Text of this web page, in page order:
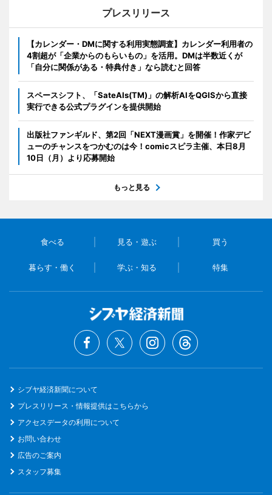
プレスリリース
【カレンダー・DMに関する利用実態調査】カレンダー利用者の
4割超が「企業からのもらいもの」を活用。DMは半数近くが
「自分に関係がある・特典付き」なら読むと回答
スペースシフト、「SateAIs(TM)」の解析AIをQGISから直接
実行できる公式プラグインを提供開始
出版社ファンギルド、第2回「NEXT漫画賞」を開催！作家デビ
ューのチャンスをつかむのは今！comicスピラ主催、本日8月
10日（月）より応募開始
もっと見る
食べる 見る・遊ぶ 買う
暮らす・働く 学ぶ・知る 特集
シブヤ経済新聞について
プレスリリース・情報提供はこちらから
アクセスデータの利用について
お問い合わせ
広告のご案内
スタッフ募集